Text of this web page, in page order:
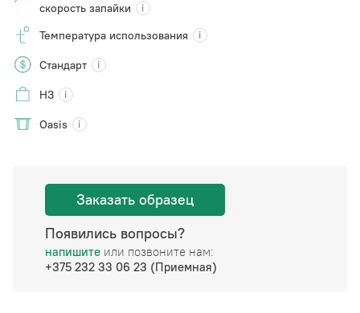
скорость запайки
Температура использования
Стандарт
НЗ
Oasis
Заказать образец
Появились вопросы?
напишите или позвоните нам:
+375 232 33 06 23 (Приемная)